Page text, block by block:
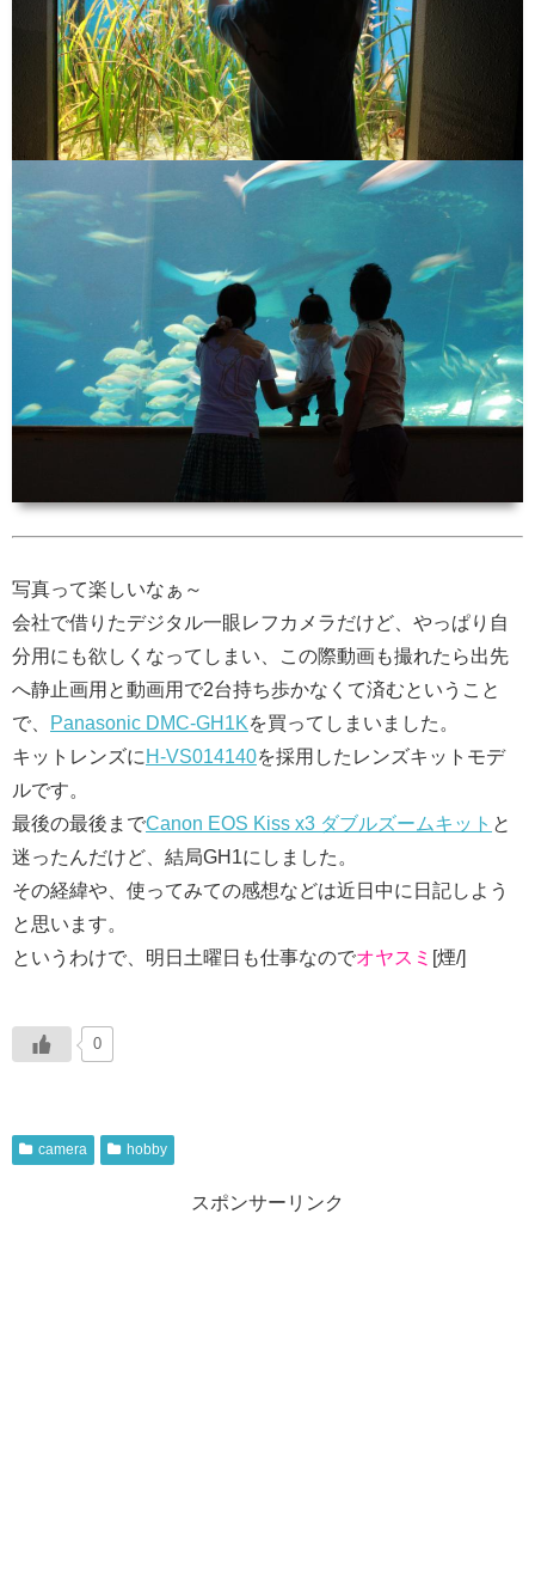
写真って楽しいなぁ～
会社で借りたデジタル一眼レフカメラだけど、やっぱり自
分用にも欲しくなってしまい、この際動画も撮れたら出先
へ静止画用と動画用で2台持ち歩かなくて済むということ
で、
Panasonic DMC-GH1Kを買ってしまいました。
キットレンズに H-VS014140を採用したレンズキットモデ
ルです。
最後の最後までCanon EOS Kiss x3 ダブルズームキット と
迷ったんだけど、結局GH1にしました。
その経緯や、使ってみての感想などは近日中に日記しよう
と思います。
というわけで、明日土曜日も仕事なのでオヤスミ [煙/]
0
camera hobby
スポンサーリンク